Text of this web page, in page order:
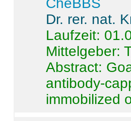
CheBBS
Dr. rer. nat.
Laufzeit:
Mittelgeber:
Abstract:
antibody-
immobilized